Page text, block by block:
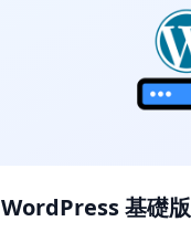
WordPress 基礎版